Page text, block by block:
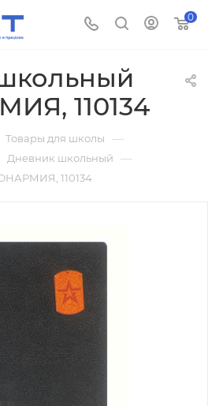
0
110134
Товары для школы —
Дневник школьный —
110134